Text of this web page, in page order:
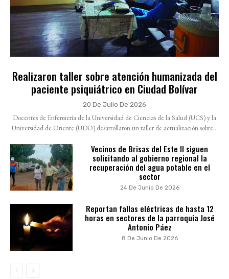
Realizaron taller sobre atención humanizada del
paciente psiquiátrico en Ciudad Bolívar
20 De Julio De 2026
Docentes de Enfermería de la Universidad de Ciencias de la Salud (UCS) y la
Universidad de Oriente (UDO) desarrollaron un taller de actualización sobre...
Vecinos de Brisas del Este II siguen
solicitando al gobierno regional la
recuperación del agua potable en el
sector
24 De Junio De 2026
Reportan fallas eléctricas de hasta 12
horas en sectores de la parroquia José
Antonio Páez
8 De Junio De 2026